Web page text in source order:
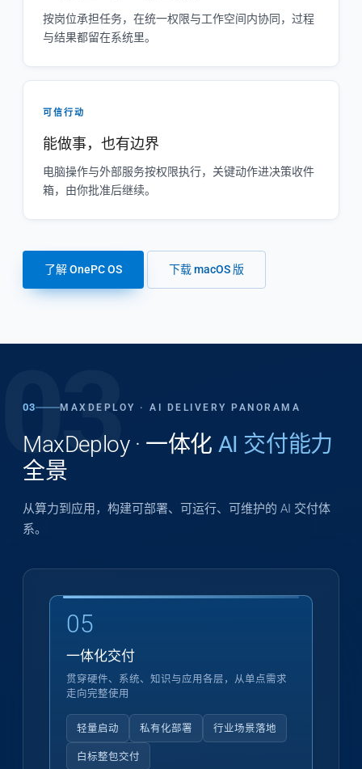
按岗位承担任务，在统一权限与工作空间内协同，过程
与结果都留在系统里。
可信行动
能做事，也有边界
电脑操作与外部服务按权限执行，关键动作进决策收件
箱，由你批准后继续。
了解 OnePC OS 下载 macOS 版
03
03 MAXDEPLOY · AI DELIVERY PANORAMA
MaxDeploy · 一体化 AI 交付能力
全景
从算力到应用，构建可部署、可运行、可维护的 AI 交付体
系。
05
一体化交付
贯穿硬件、系统、知识与应用各层，从单点需求
走向完整使用
轻量启动 私有化部署 行业场景落地
白标整包交付